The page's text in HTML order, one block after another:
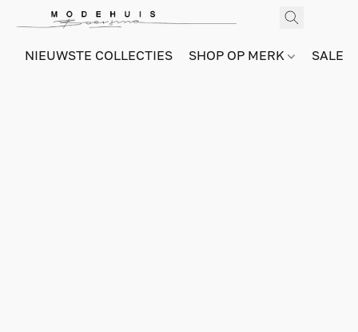
NIEUWSTE COLLECTIES SHOP OP MERK SALE